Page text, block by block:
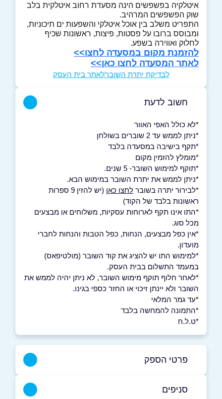
איטלקיה בפשפשים הינה מסעדת רחוב איטלקית בלב
שוק הפשפשים המרהיב.
התפריט משלב בין אוכל איטלקי והשפעות ים תיכוניות,
ומבוסס ברובו על פסטות, פיצות, ראשונות שכיף
לחלוק ואווירה בשפע.
להזמנת מקום במסעדה לחצו>>
לאתר המסעדה לחצו כאן>>
לבדיקת יתרת השוברלאתר בית העסק
חשוב לדעת
*לא כולל האפי האוור
*ניתן לממש עד 2 שוברים בשולחן
*תקף בישיבה במסעדה בלבד
*מומלץ להזמין מקום
*תוקף למימוש השובר- 5 שנים.
*ניתן לממש את יתרת השובר במימוש הבא.
*לבירור יתרה בשובר לחצו כאן
(יש להזין 9 ספרות
ראשונות בלבד של הקוד)
*התו אינו תקף לארוחות עסקיות, משלוחים או מבצעים
מכל סוג.
*אין כפל מבצעים, הנחות, כפל הטבות והנחות לחברי
מועדון.
*למימוש התו יש להציג את קוד השובר (מולטיפאס)
במעמד התשלום בבית העסק.
*לאחר חלוף תוקף מימוש השובר, לא ניתן יהיה לממש את
השובר ולא יינתן זיכוי או החזר כספי בגינו.
*עד גמר המלאי
*התמונה להמחשה בלבד
*ט.ל.ח
פרטי הספק
סניפים